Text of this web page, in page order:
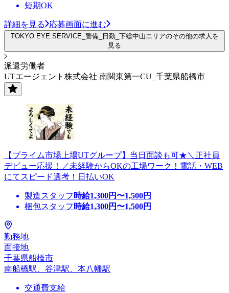
短期OK
詳細を見る 応募画面に進む
TOKYO EYE SERVICE_警備_日勤_下総中山エリアのその他の求人を
見る
派遣労働者
UTエージェント株式会社 南関東第一CU_千葉県船橋市
【プライム市場上場UTグループ】当日面談も可★＼正社員
デビュー応援！／未経験からOKの工場ワーク！電話・WEB
にてスピード選考！日払いOK
製造スタッフ 時給1,300円〜1,500円
梱包スタッフ 時給1,300円〜1,500円
勤務地
面接地
千葉県船橋市
南船橋駅、谷津駅、本八幡駅
交通費支給